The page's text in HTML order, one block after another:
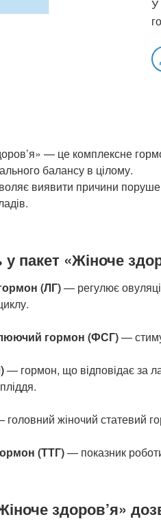
У
— це комплексне
балансу в цілому.
виявити причини
пакет «Жіноче
(ЛГ)— регулює
гормон (ФСГ)—
— гормон, що відповідає за
жіночий статевий
(ТТГ)— показник
здоров’я»